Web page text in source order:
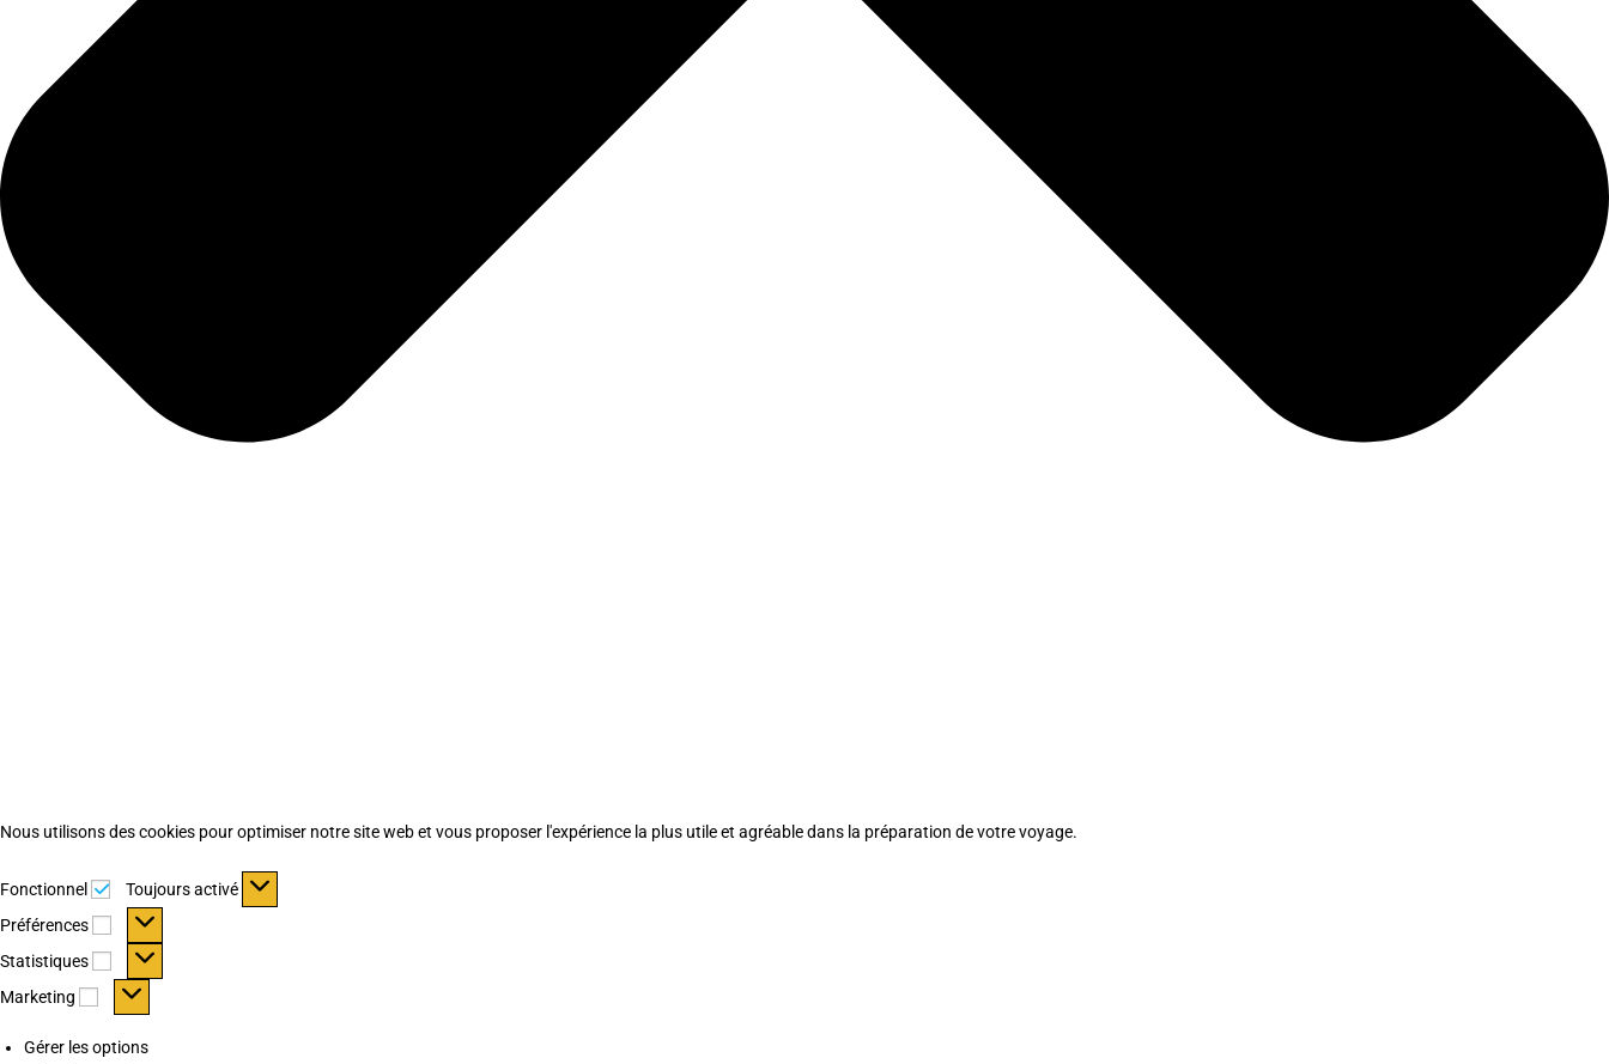
Nous utilisons des cookies pour optimiser notre site web et vous proposer l'expérience la plus utile et agréable dans la préparation de votre voyage.
Fonctionnel Fonctionnel
Toujours activé
Préférences
Préférences
Statistiques Statistiques
Marketing Marketing
Gérer les options